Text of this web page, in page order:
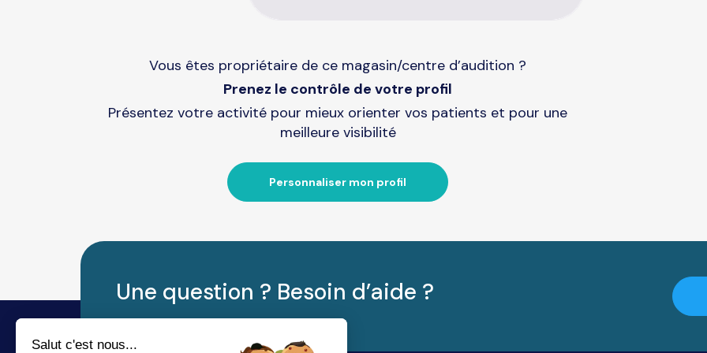
Vous êtes propriétaire de ce magasin/centre d’audition ?
Prenez le contrôle de votre profil
Présentez votre activité pour mieux orienter vos patients et pour une
meilleure visibilité
Personnaliser mon profil
Une question ? Besoin d’aide ?
Salut c'est nous...